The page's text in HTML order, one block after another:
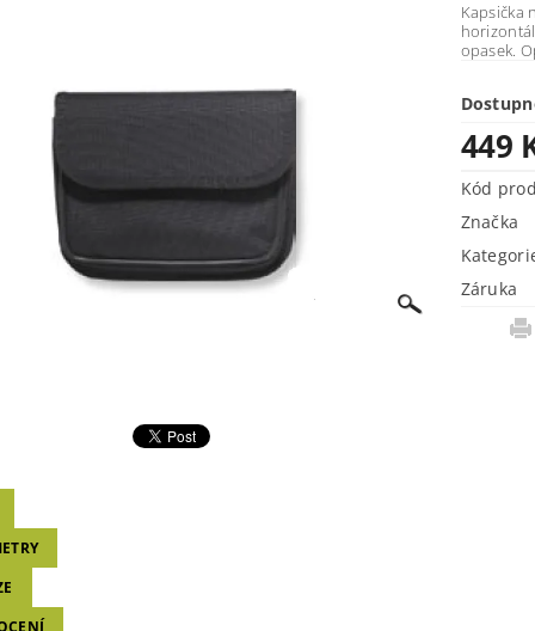
Kapsička na
horizontální. Zapínání na suchý zip V zadní části
opasek.
449
Kód
Značka
Záruka